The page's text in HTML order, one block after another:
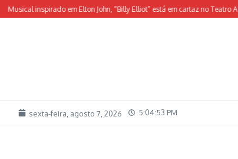
Musical inspirado em Elton John, “Billy Elliot” está em cartaz no Teatro Alfa
sexta-feira, agosto 7, 2026 5:04:53 PM